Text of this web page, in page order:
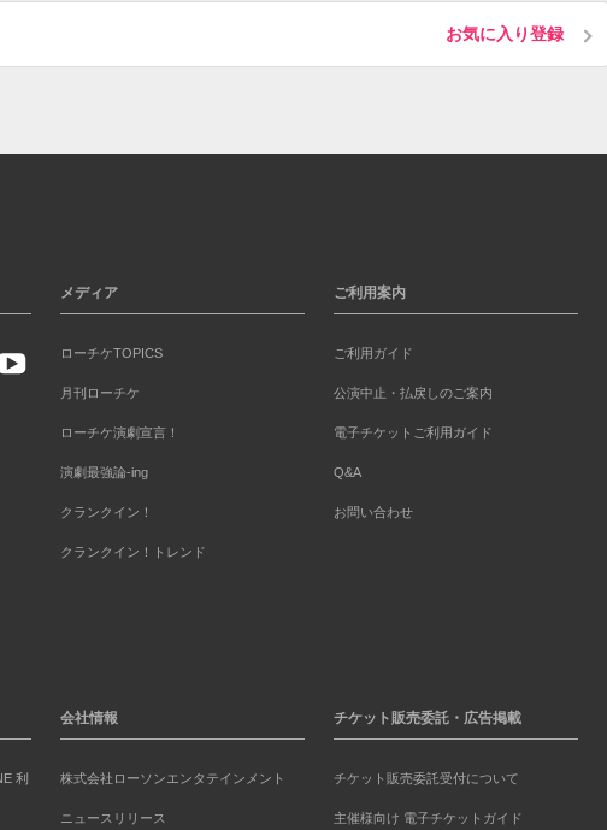
お気に入り登録
メディア
ローチケTOPICS
月刊ローチケ
ローチケ演劇宣言！
演劇最強論-ing
クランクイン！
クランクイン！トレンド
ご利用案内
ご利用ガイド
公演中止・払戻しのご案内
電子チケットご利用ガイド
Q&A
お問い合わせ
利
会社情報
株式会社ローソンエンタテインメント
ニュースリリース
チケット販売委託・広告掲載
チケット販売委託受付について
主催様向け 電子チケットガイド